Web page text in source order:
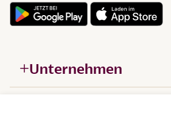
Unternehmen